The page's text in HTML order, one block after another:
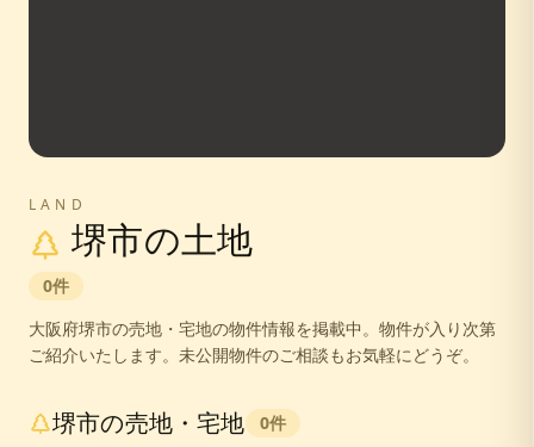
LAND
堺市の土地
0件
大阪府堺市の売地・宅地の物件情報を掲載中。 物件が入り次第
ご紹介いたします。未公開物件のご相談もお気軽にどうぞ。
堺市の売地・宅地 0件